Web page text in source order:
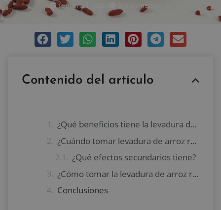
febrero 1, 2021 Sin comentarios
Contenido del artículo
¿Qué beneficios tiene la levadura de arroz rojo?
¿Cuándo tomar levadura de arroz rojo?
¿Qué efectos secundarios tiene?
¿Cómo tomar la levadura de arroz roja?
Conclusiones